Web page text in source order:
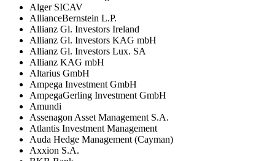
Alger SICAV
AllianceBernstein L.P.
Allianz Gl. Investors Ireland
Allianz Gl. Investors KAG mbH
Allianz Gl. Investors Lux. SA
Allianz KAG mbH
Altarius GmbH
Ampega Investment GmbH
AmpegaGerling Investment GmbH
Amundi
Assenagon Asset Management S.A.
Atlantis Investment Management
Auda Hedge Management (Cayman)
Axxion S.A.